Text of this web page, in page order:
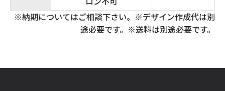
※納期についてはご相談下さい。※デザイン作成代は別
途必要です。※送料は別途必要です。